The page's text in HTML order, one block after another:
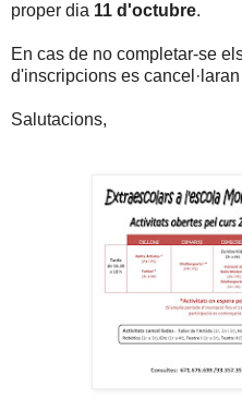
proper dia 11 d'octubre.
En cas de no completar-se
d'inscripcions es
Salutacions,